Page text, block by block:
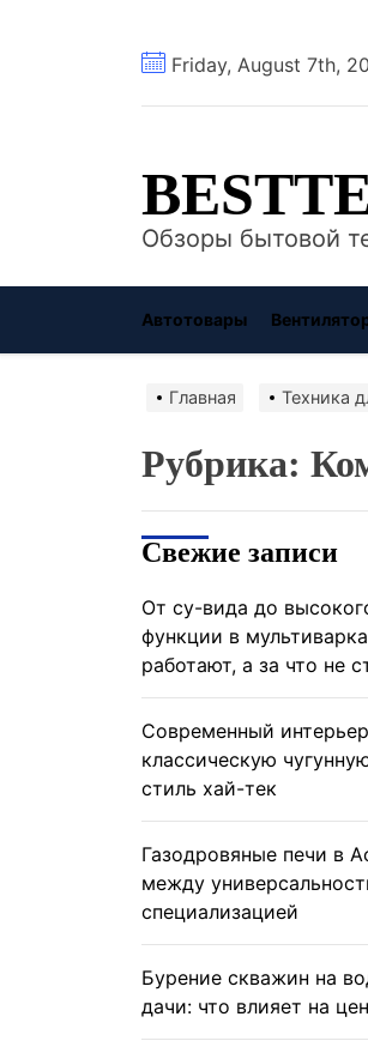
Friday, August 7th,
Обзоры бытовой
Автотовары
Главная Техника
Рубрика:
Свежие записи
От су-вида до
функции в
работают, а за что не
Современный
классическую
стиль хай-тек
Газодровяные печи в
между
специализацией
Бурение скважин на
дачи: что влияет на